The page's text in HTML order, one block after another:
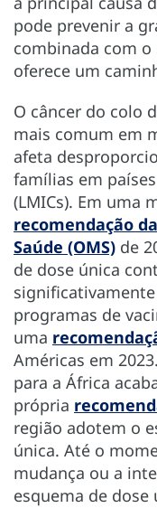
pode prevenir a
combinada com
oferece um
O câncer do colo
mais comum em
afeta
famílias em
(LMICs). Em uma
recomendação
Saúde (OMS) de
de dose única
programas de
uma
Américas em
para a África
própria
região adotem o
única. Até o
mudança ou a
esquema de dose